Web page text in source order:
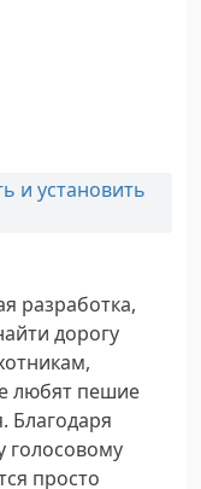
и установить
разработка,
дорогу
любят пешие
Благодаря
голосовому
просто